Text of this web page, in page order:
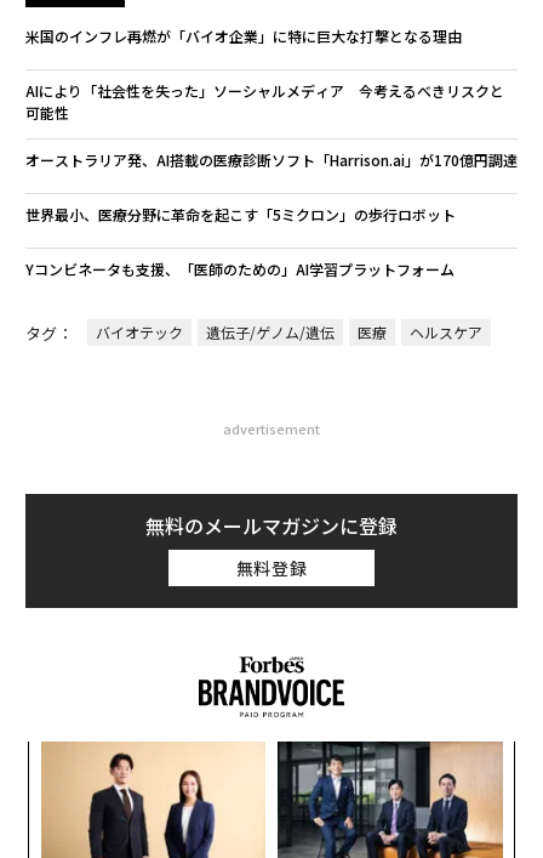
米国のインフレ再燃が「バイオ企業」に特に巨大な打撃となる理由
AIにより「社会性を失った」ソーシャルメディア 今考えるべきリスクと
可能性
オーストラリア発、AI搭載の医療診断ソフト「Harrison.ai」が170億円調達
世界最小、医療分野に革命を起こす「5ミクロン」の歩行ロボット
Yコンビネータも支援、「医師のための」AI学習プラットフォーム
タグ： バイオテック 遺伝子/ゲノム/遺伝 医療 ヘルスケア
advertisement
無料のメールマガジンに登録
無料登録